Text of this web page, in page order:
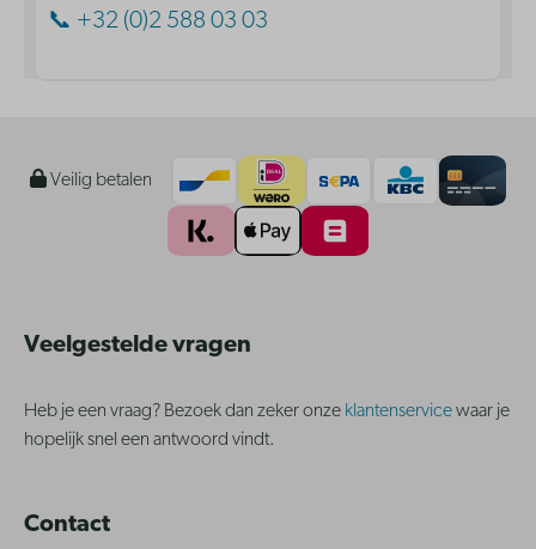
📞 +32 (0)2 588 03 03
Veilig betalen
Veelgestelde vragen
Heb je een vraag? Bezoek dan zeker onze klantenservicewaar je
hopelijk snel een antwoord vindt.
Contact